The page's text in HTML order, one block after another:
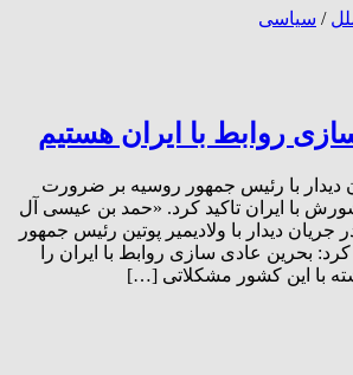
/ سیاسی
روابط با ایران هستیم
دیدار با رئیس جمهور روسیه بر ضرورت
با ایران تاکید کرد. «حمد بن عیسی آل
جریان دیدار با ولادیمیر پوتین رئیس جمهور
بحرین عادی سازی روابط با ایران را
با این کشور مشکلاتی […]